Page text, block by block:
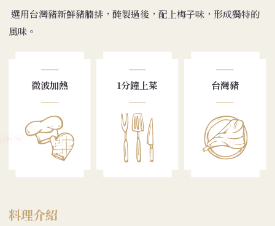
選用台灣豬新鮮豬腩排，醃製過後，配上梅子味，形成獨特的
風味。
微波加熱 1分鐘上菜 台灣豬
料理介紹